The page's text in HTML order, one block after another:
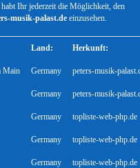
Ihr jederzeit die Möglichkeit, den
musik-palast.de einzusehen.
Land: Herkunft:
Main Germany peters-musik-
Germany peters-musik-
Germany topliste-web-php.de
Germany topliste-web-php.de
Germany topliste-web-php.de